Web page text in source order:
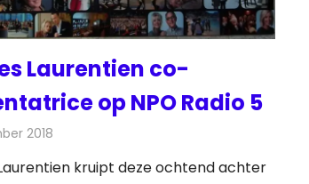
Laurentien co-
op NPO Radio 5
2018
kruipt deze ochtend achter